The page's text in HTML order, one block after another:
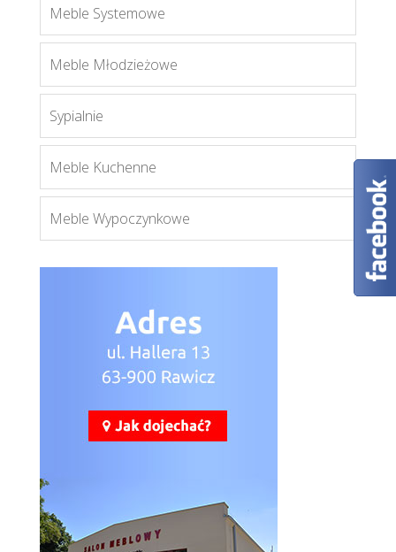
Blanco komoda 07
Meble Systemowe
Meble Młodzieżowe
Sypialnie
Meble Kuchenne
Meble Wypoczynkowe